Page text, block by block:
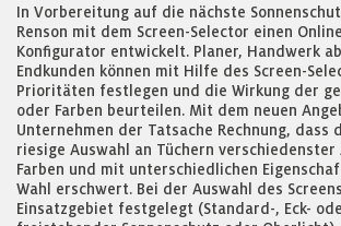
In Vorbereitung auf die nächste
Renson mit dem Screen-Selector einen
Konfigurator entwickelt. Planer, Handwerk
Endkunden können mit Hilfe des Screen-
Prioritäten festlegen und die Wirkung der
oder Farben beurteilen. Mit dem neuen
Unternehmen der Tatsache Rechnung,
riesige Auswahl an Tüchern
Farben und mit unterschiedlichen
Wahl erschwert. Bei der Auswahl des
Einsatzgebiet festgelegt (Standard-, Eck-